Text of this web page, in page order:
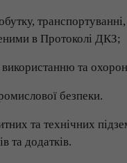
в Протоколі ДКЗ;
використанню та
безпеки.
та технічних
та додатків.